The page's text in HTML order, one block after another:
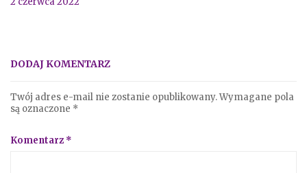
DODAJ KOMENTARZ
Twój adres e-mail nie zostanie opublikowany.Wymagane pola
są oznaczone *
Komentarz *